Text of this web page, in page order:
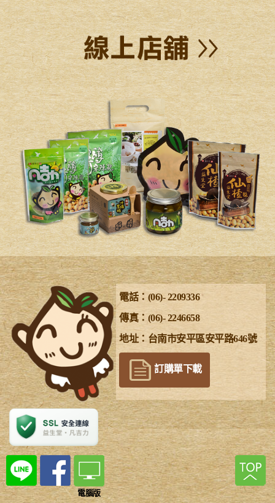
電話：(06)- 2209336
傳真：(06)- 2246658
地址：台南市安平區安平路646號
訂購單下載
電腦版